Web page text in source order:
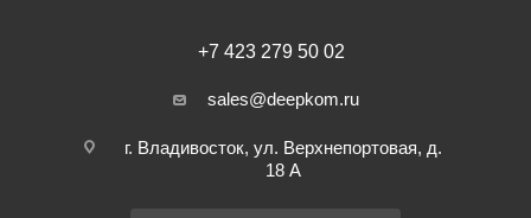
+7 423 279 50 02
sales@deepkom.ru
г. Владивосток, ул. Верхнепортовая, д.
18 А